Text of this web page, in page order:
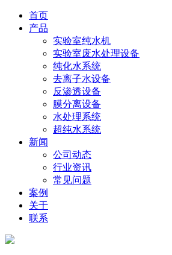
首页
产品
实验室纯水机
实验室废水处理设备
纯化水系统
去离子水设备
反渗透设备
膜分离设备
水处理系统
超纯水系统
新闻
公司动态
行业资讯
常见问题
案例
关于
联系